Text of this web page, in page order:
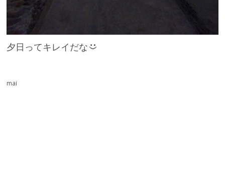
夕日ってキレイだな
mai